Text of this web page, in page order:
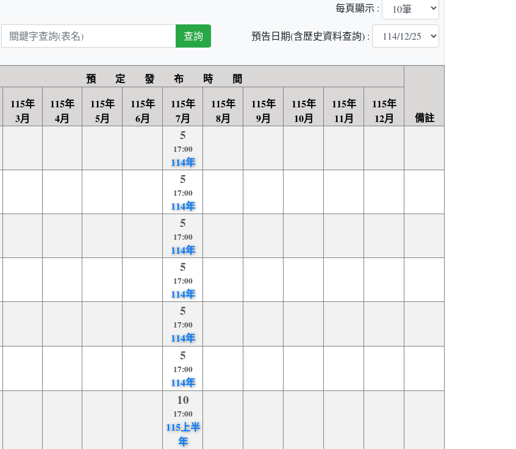
關
鍵
詢
每頁顯示 :
預告日期(含歷史資料查詢) :
預 定 發 布 時 間
備註
115年
3月
115年
4月
115年
5月
115年
6月
115年
7月
115年
8月
115年
9月
115年
10月
115年
11月
115年
12月
5
17:00
114年
5
17:00
114年
5
17:00
114年
5
17:00
114年
5
17:00
114年
5
17:00
114年
10
17:00
115上半
年